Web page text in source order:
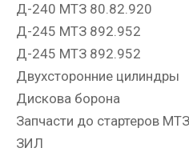
Д-240 МТЗ 80.82.920
Д-245 МТЗ 892.952
Д-245 МТЗ 892.952
Двухсторонние цилиндры
Дискова борона
Запчасти до стартеров
ЗИЛ